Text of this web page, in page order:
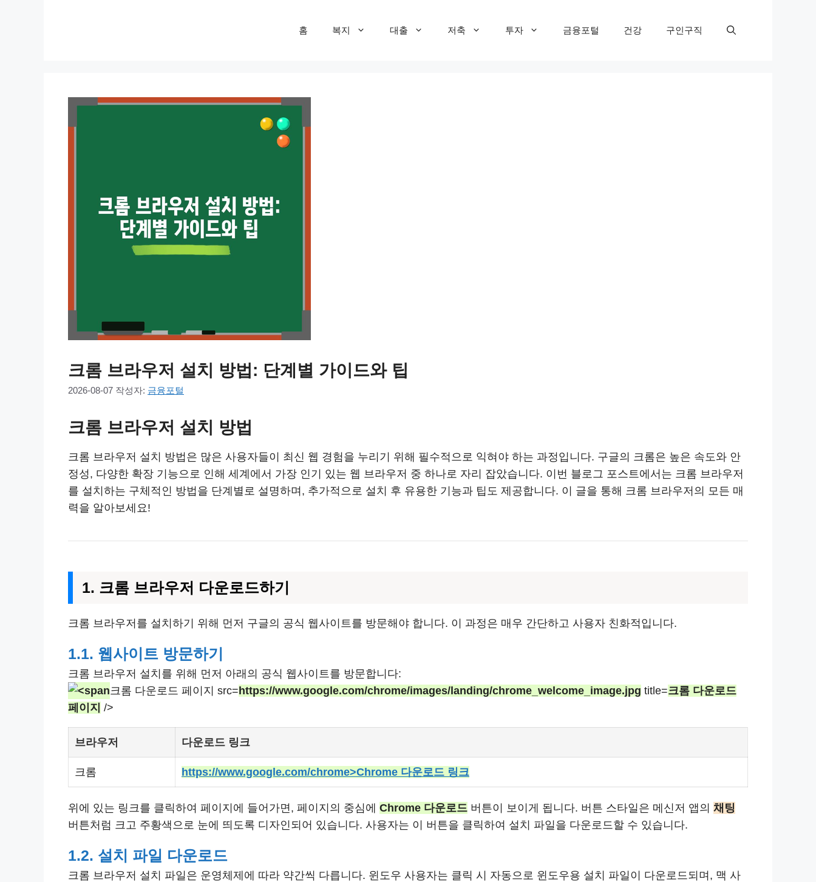
홈 복지 대출 저축 투자 금융포털 건강 구인구직
크롬 브라우저 설치 방법: 단계별 가이드와 팁
2026-08-07 작성자: 금융포털
크롬 브라우저 설치 방법
크롬 브라우저 설치 방법은 많은 사용자들이 최신 웹 경험을 누리기 위해 필수적으로 익혀야 하는 과정입니다. 구글의 크롬은 높은 속도와 안
정성, 다양한 확장 기능으로 인해 세계에서 가장 인기 있는 웹 브라우저 중 하나로 자리 잡았습니다. 이번 블로그 포스트에서는 크롬 브라우저
를 설치하는 구체적인 방법을 단계별로 설명하며, 추가적으로 설치 후 유용한 기능과 팁도 제공합니다. 이 글을 통해 크롬 브라우저의 모든 매
력을 알아보세요!
1. 크롬 브라우저 다운로드하기
크롬 브라우저를 설치하기 위해 먼저 구글의 공식 웹사이트를 방문해야 합니다. 이 과정은 매우 간단하고 사용자 친화적입니다.
1.1. 웹사이트 방문하기
크롬 브라우저 설치를 위해 먼저 아래의 공식 웹사이트를 방문합니다:
크롬 다운로드 페이지 src=https://www.google.com/chrome/images/landing/chrome_welcome_image.jpg title=크롬 다운로드
페이지 />
브라우저 다운로드 링크
크롬 https://www.google.com/chrome>Chrome 다운로드 링크
위에 있는 링크를 클릭하여 페이지에 들어가면, 페이지의 중심에 Chrome 다운로드 버튼이 보이게 됩니다. 버튼 스타일은 메신저 앱의 채팅
버튼처럼 크고 주황색으로 눈에 띄도록 디자인되어 있습니다. 사용자는 이 버튼을 클릭하여 설치 파일을 다운로드할 수 있습니다.
1.2. 설치 파일 다운로드
크롬 브라우저 설치 파일은 운영체제에 따라 약간씩 다릅니다. 윈도우 사용자는 클릭 시 자동으로 윈도우용 설치 파일이 다운로드되며, 맥 사